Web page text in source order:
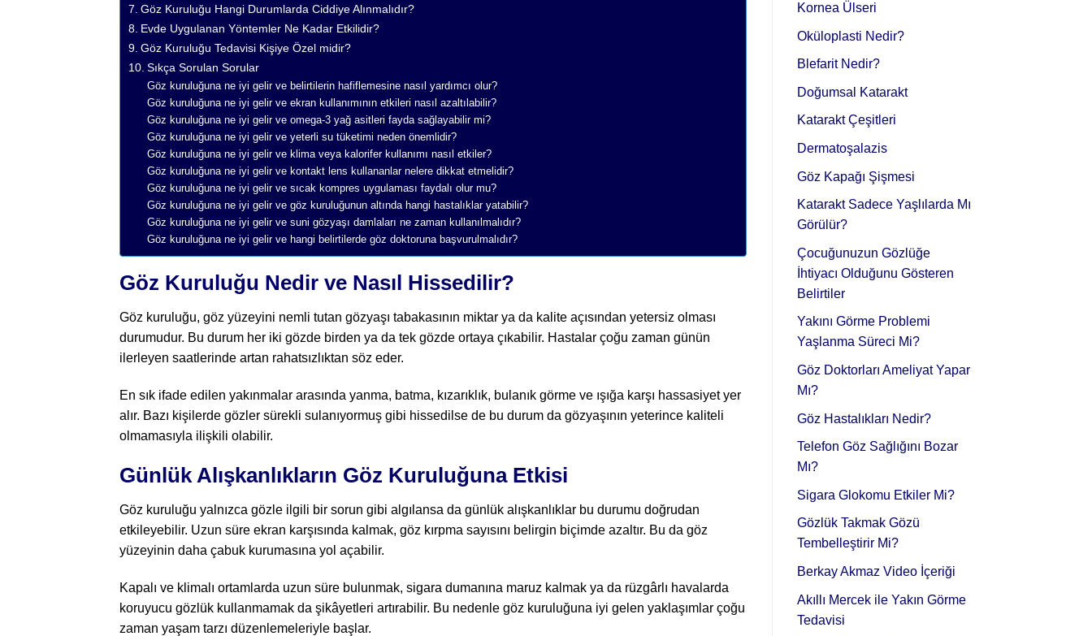
Göz Kuruluğu Hangi Durumlarda Ciddiye Alınmalıdır?
Evde Uygulanan Yöntemler Ne Kadar Etkilidir?
Göz Kuruluğu Tedavisi Kişiye Özel midir?
Sıkça Sorulan Sorular
Göz kuruluğuna ne iyi gelir ve belirtilerin hafiflemesine nasıl yardımcı olur?
Göz kuruluğuna ne iyi gelir ve ekran kullanımının etkileri nasıl azaltılabilir?
Göz kuruluğuna ne iyi gelir ve omega-3 yağ asitleri fayda sağlayabilir mi?
Göz kuruluğuna ne iyi gelir ve yeterli su tüketimi neden önemlidir?
Göz kuruluğuna ne iyi gelir ve klima veya kalorifer kullanımı nasıl etkiler?
Göz kuruluğuna ne iyi gelir ve kontakt lens kullananlar nelere dikkat etmelidir?
Göz kuruluğuna ne iyi gelir ve sıcak kompres uygulaması faydalı olur mu?
Göz kuruluğuna ne iyi gelir ve göz kuruluğunun altında hangi hastalıklar yatabilir?
Göz kuruluğuna ne iyi gelir ve suni gözyaşı damlaları ne zaman kullanılmalıdır?
Göz kuruluğuna ne iyi gelir ve hangi belirtilerde göz doktoruna başvurulmalıdır?
Göz Kuruluğu Nedir ve Nasıl Hissedilir?
Göz kuruluğu, göz yüzeyini nemli tutan gözyaşı tabakasının miktar ya da kalite açısından yetersiz olması
durumudur. Bu durum her iki gözde birden ya da tek gözde ortaya çıkabilir. Hastalar çoğu zaman günün
ilerleyen saatlerinde artan rahatsızlıktan söz eder.
En sık ifade edilen yakınmalar arasında yanma, batma, kızarıklık, bulanık görme ve ışığa karşı hassasiyet yer
alır. Bazı kişilerde gözler sürekli sulanıyormuş gibi hissedilse de bu durum da gözyaşının yeterince kaliteli
olmamasıyla ilişkili olabilir.
Günlük Alışkanlıkların Göz Kuruluğuna Etkisi
Göz kuruluğu yalnızca gözle ilgili bir sorun gibi algılansa da günlük alışkanlıklar bu durumu doğrudan
etkileyebilir. Uzun süre ekran karşısında kalmak, göz kırpma sayısını belirgin biçimde azaltır. Bu da göz
yüzeyinin daha çabuk kurumasına yol açabilir.
Kapalı ve klimalı ortamlarda uzun süre bulunmak, sigara dumanına maruz kalmak ya da rüzgârlı havalarda
koruyucu gözlük kullanmamak da şikâyetleri artırabilir. Bu nedenle göz kuruluğuna iyi gelen yaklaşımlar çoğu
zaman yaşam tarzı düzenlemeleriyle başlar.
Kornea Ülseri
Oküloplasti Nedir?
Blefarit Nedir?
Doğumsal Katarakt
Katarakt Çeşitleri
Dermatoşalazis
Göz Kapağı Şişmesi
Katarakt Sadece Yaşlılarda Mı
Görülür?
Çocuğunuzun Gözlüğe
İhtiyacı Olduğunu Gösteren
Belirtiler
Yakını Görme Problemi
Yaşlanma Süreci Mi?
Göz Doktorları Ameliyat Yapar
Mı?
Göz Hastalıkları Nedir?
Telefon Göz Sağlığını Bozar
Mı?
Sigara Glokomu Etkiler Mi?
Gözlük Takmak Gözü
Tembelleştirir Mi?
Berkay Akmaz Video İçeriği
Akıllı Mercek ile Yakın Görme
Tedavisi